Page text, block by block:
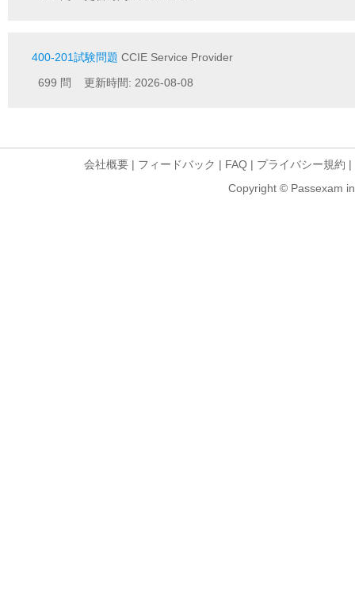
400-201試験問題 CCIE Service Provider
699 問 更新時間: 2026-08-08
会社概要 | フィードバック | FAQ | プライバシー規約 |
Copyright © Passexam